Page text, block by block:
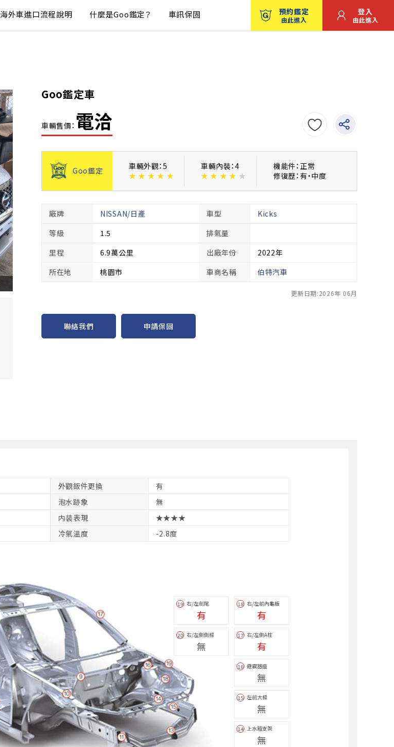
海外車進口流程說明 什麼是Goo鑑定？ 車訊保固 預約鑑定
由此進入
登入
由此進入
Goo鑑定車
車輛售價： 電洽
Goo鑑定
車輛外觀：5
★ ★ ★ ★ ★
車輛內裝：4
★ ★ ★ ★ ★
機能件：正常
修復歴：有・中度
廠牌 NISSAN/日產 車型
Kicks
等級
1.5
排氣量
里程
6.9萬公里 出廠年份
2022年
所在地
桃園市 車商名稱 伯特汽車
更新日期:2026年 06月
聯絡我們 申請保固
外觀鈑件更換
有
泡水跡象
無
内装表現
★★★★
冷氣溫度 -2.8度
14 上水箱支架
無
15 左前大樑
無
16 避震器座
無
17 右/左側A柱
有
18 右/左前內龜板
有
19 右/左劍尾
有
20 右/左側側樑
無